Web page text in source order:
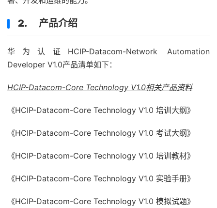
2. 产品介绍
华为认证HCIP-Datacom-Network Automation
Developer V1.0产品清单如下：
HCIP-Datacom-Core Technology V1.0相关产品资料
《HCIP-Datacom-Core Technology V1.0 培训大纲》
《HCIP-Datacom-Core Technology V1.0 考试大纲》
《HCIP-Datacom-Core Technology V1.0 培训教材》
《HCIP-Datacom-Core Technology V1.0 实验手册》
《HCIP-Datacom-Core Technology V1.0 模拟试题》